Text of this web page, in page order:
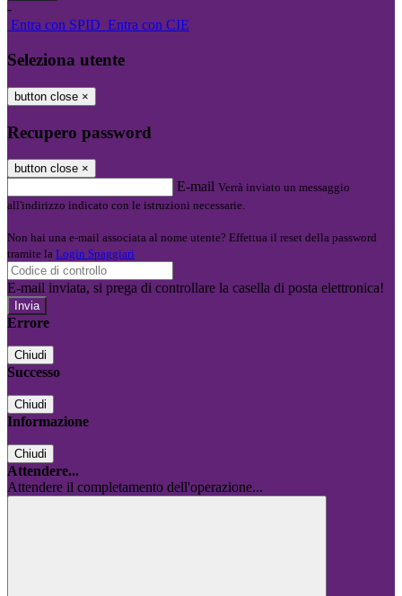
-
Entra con SPID Entra con CIE
Seleziona utente
button close ×
Recupero password
button close ×
E-mail Verrà inviato un messaggio
all'indirizzo indicato con le istruzioni necessarie.
Non hai una e-mail associata al nome utente? Effettua il reset della password
tramite la Login Spaggiari
E-mail inviata, si prega di controllare la casella di posta elettronica!
Errore
Chiudi
Successo
Chiudi
Informazione
Chiudi
Attendere...
Attendere il completamento dell'operazione...